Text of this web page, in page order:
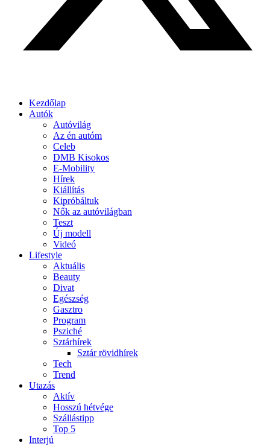
Kezdőlap
Autók
Autóvilág
Az én autóm
Celeb
DMB Kisokos
E-Mobility
Hírek
Kiállítás
Kipróbáltuk
Nők az autóvilágban
Teszt
Új modell
Videó
Lifestyle
Aktuális
Beauty
Divat
Egészség
Gasztro
Program
Psziché
Sztárhírek
Sztár rövidhírek
Tech
Trend
Utazás
Aktív
Hosszú hétvége
Szállástipp
Top 5
Interjú